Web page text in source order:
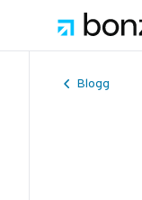
Blogg